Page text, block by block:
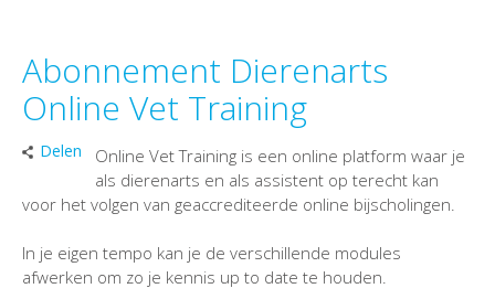
Abonnement Dierenarts
Online Vet Training
Delen
Online Vet Training is een online platform waar je
als dierenarts en als assistent op terecht kan
voor het volgen van geaccrediteerde online bijscholingen.
In je eigen tempo kan je de verschillende modules
afwerken om zo je kennis up to date te houden.